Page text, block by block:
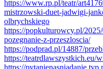
https://www.rp.pl/teatr/
mistrzowski-duet-jadwigi-
olbrychskiego
https://popkulturowcy.pl/
pozegnanie-z-przeszloscia/
https://podprad.pl/14887/
https://teatrdlawszystkich.eu/
https://